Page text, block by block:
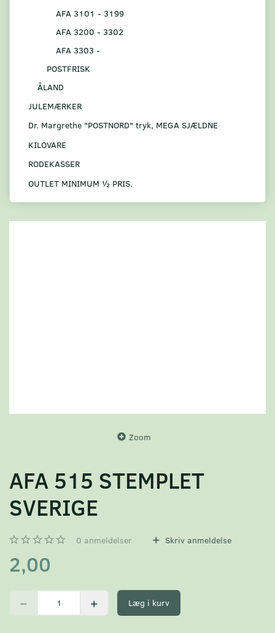
AFA 3101 - 3199
AFA 3200 - 3302
AFA 3303 -
POSTFRISK
ÅLAND
JULEMÆRKER
Dr. Margrethe "POSTNORD" tryk, MEGA SJÆLDNE
KILOVARE
RODEKASSER
OUTLET MINIMUM ½ PRIS.
Zoom
AFA 515 STEMPLET
SVERIGE
0 anmeldelser Skriv anmeldelse
2,00
Læg i kurv